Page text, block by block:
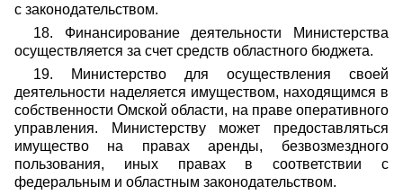
с законодательством.
18. Финансирование деятельности Министерства
осуществляется за счет средств областного бюджета.
19. Министерство для осуществления своей
деятельности наделяется имуществом, находящимся в
собственности Омской области, на праве оперативного
управления. Министерству может предоставляться
имущество на правах аренды, безвозмездного
пользования, иных правах в соответствии с
федеральным и областным законодательством.